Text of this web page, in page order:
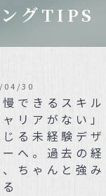
グTIPS
慢できるスキル
リアがない」
じる未経験デザ
へ。過去の経
ちゃんと強み
04/30